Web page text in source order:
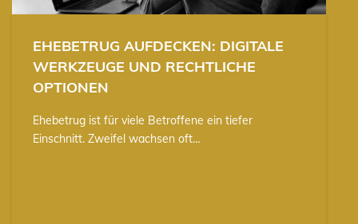
EHEBETRUG AUFDECKEN: DIGITALE
WERKZEUGE UND RECHTLICHE
OPTIONEN
Ehebetrug ist für viele Betroffene ein tiefer
Einschnitt. Zweifel wachsen oft…